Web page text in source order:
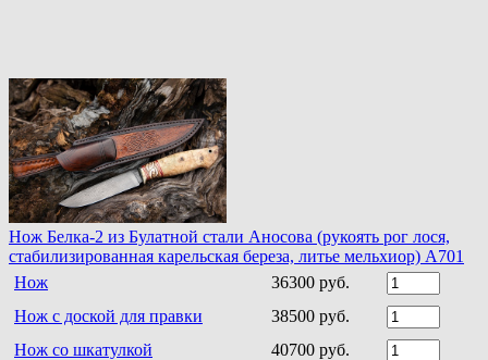
Нож Белка-2 из Булатной стали Аносова (рукоять рог лося,
стабилизированная карельская береза, литье мельхиор) A701
Нож
36300 руб.
Нож с доской для правки
38500 руб.
Нож со шкатулкой
40700 руб.